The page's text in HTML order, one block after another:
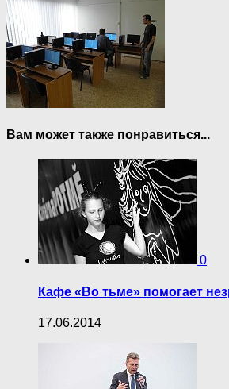
Вам может также понравиться...
0
Кафе «Во тьме» помогает
17.06.2014